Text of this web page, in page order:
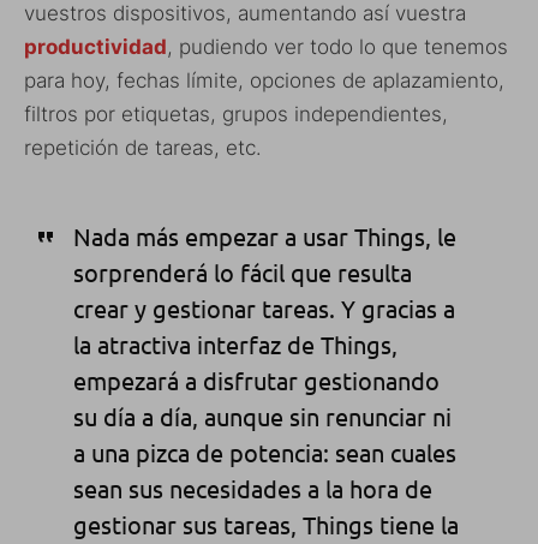
vuestros dispositivos, aumentando así vuestra
productividad, pudiendo ver todo lo que tenemos
para hoy, fechas límite, opciones de aplazamiento,
filtros por etiquetas, grupos independientes,
repetición de tareas, etc.
Nada más empezar a usar Things, le
sorprenderá lo fácil que resulta
crear y gestionar tareas. Y gracias a
la atractiva interfaz de Things,
empezará a disfrutar gestionando
su día a día, aunque sin renunciar ni
a una pizca de potencia: sean cuales
sean sus necesidades a la hora de
gestionar sus tareas, Things tiene la